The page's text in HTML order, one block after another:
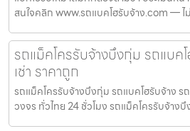
สนใจคลิก www.รถแบคโฮรับจ้าง.com — ไ
รถแม็คโครรับจ้างบึงกุ่ม รถแบค
เช่า ราคาถูก
รถแม็คโครรับจ้างบึงกุ่ม รถแบคโฮรับจ้าง ร
วงจร ทั่วไทย 24 ชั่วโมง รถแม็คโครรับจ้าง